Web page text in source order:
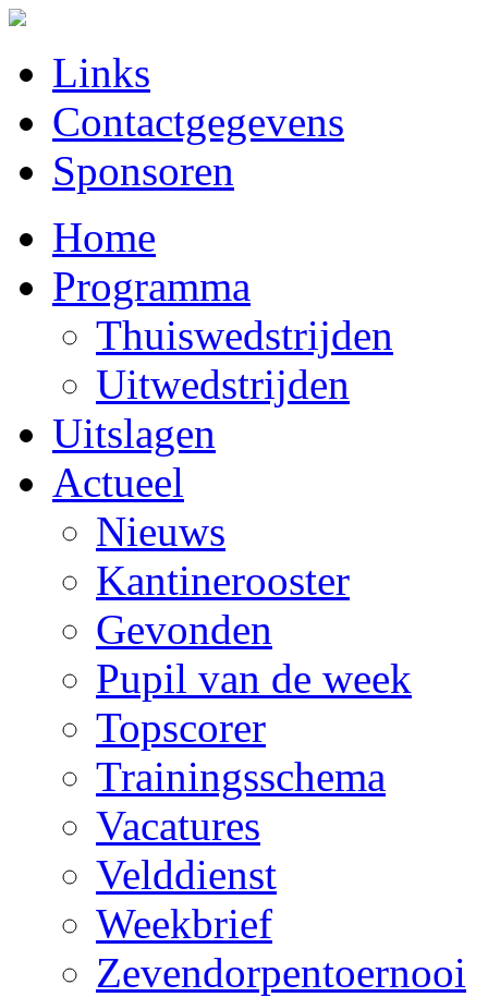
Links
Contactgegevens
Sponsoren
Home
Programma
Thuiswedstrijden
Uitwedstrijden
Uitslagen
Actueel
Nieuws
Kantinerooster
Gevonden
Pupil van de week
Topscorer
Trainingsschema
Vacatures
Velddienst
Weekbrief
Zevendorpentoernooi